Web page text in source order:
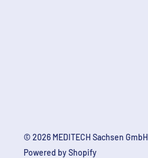
© 2026 MEDITECH Sachsen GmbH
Powered by Shopify